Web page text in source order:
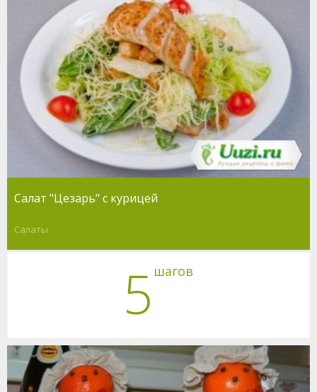
Салат "Цезарь" с курицей
Салаты
5 шагов